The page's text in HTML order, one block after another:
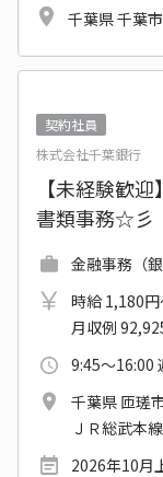
千葉県 千葉
契約社員
株式会社千葉銀行
【未経験歓
書類事務☆彡
金融事務（
時給 1,180
月収例
9:45～16:00
千葉県 匝瑳
ＪＲ総武本
2026年10月